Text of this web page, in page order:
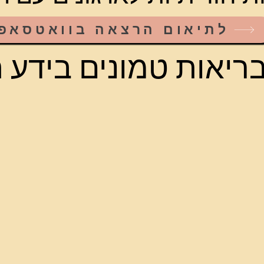
לתיאום הרצאה
טמונים בידע
טמונים בידע